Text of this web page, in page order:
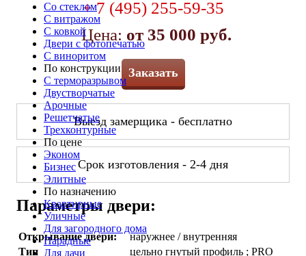
Со стеклом
С витражом
С ковкой
Двери с фотопечатью
С виноритом
По конструкции
С терморазрывом
Двустворчатые
Арочные
Решетчатые
Трехконтурные
По цене
Эконом
Бизнес
Элитные
По назначению
Квартирные
Уличные
Для загородного дома
Парадные
Для дачи
+ 7 (495) 255-59-35
Цена: от 35 000 руб.
Заказать
Выезд замерщика - бесплатно
Срок изготовления - 2-4 дня
Параметры двери:
Открывание двери:
наружнее / внутренняя
Тип
цельно гнутый профиль ; PRO